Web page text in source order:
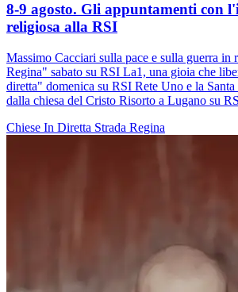
8-9 agosto. Gli appuntamenti con
religiosa alla RSI
Massimo Cacciari sulla pace e sulla guerra in
Regina" sabato su RSI La1, una gioia che
diretta" domenica su RSI Rete Uno e la Santa
dalla chiesa del Cristo Risorto a Lugano su
Chiese In Diretta Strada Regina